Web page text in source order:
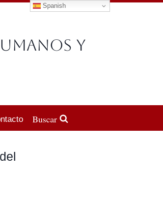
y
Buscar
Spanish